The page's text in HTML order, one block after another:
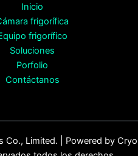
Inicio
frigorífica
frigorífico
Soluciones
Porfolio
Contáctanos
Limited. | Powered by Cryo